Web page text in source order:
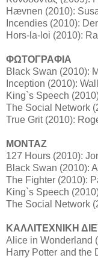
Hævnen (2010):
Incendies (2010):
Hors-la-loi (2010):
ΦΩΤΟΓΡΑΦΙΑ
Black Swan (2010):
Inception (2010):
King`s Speech
The Social Network
True Grit (2010):
ΜΟΝΤΑΖ
127 Hours (2010):
Black Swan (2010):
The Fighter (2010):
King`s Speech
The Social Network
ΚΑΛΛΙΤΕΧΝΙΚΗ
Alice in Wonderland
Harry Potter and the